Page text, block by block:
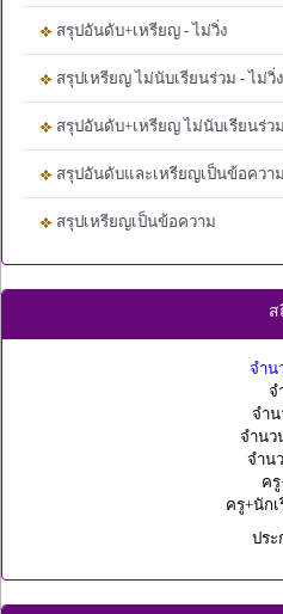
สรุปอันดับ+เหรียญ - ไม่วิ่ง
สรุปเหรียญ ไม่นับเรียนร่วม - ไม่วิ่ง
สรุปอันดับ+เหรียญ ไม่นับเรียนร่ว
สรุปอันดับและเหรียญเป็นข้อความ
สรุปเหรียญเป็นข้อความ
ส
จำน
จ
จำน
จำนว
จำน
ค
ครู+นัก
ประ